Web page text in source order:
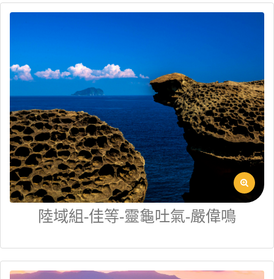
陸域組-佳等-靈龜吐氣-嚴偉鳴